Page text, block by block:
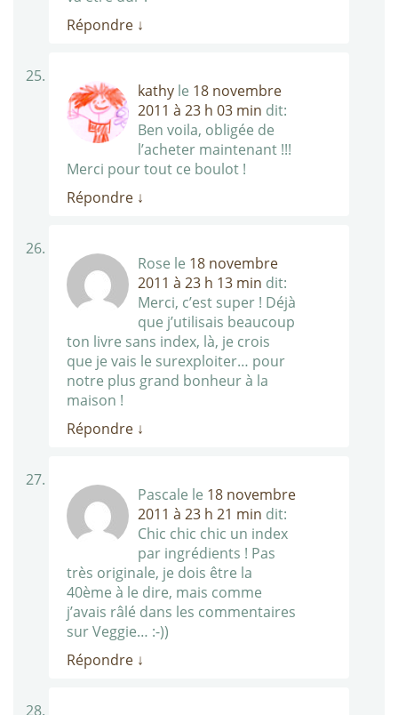
Répondre ↓
kathy le 18 novembre
2011 à 23 h 03 min dit:
Ben voila, obligée de
l’acheter maintenant !!!
Merci pour tout ce boulot !
Répondre ↓
Rose le 18 novembre
2011 à 23 h 13 min dit:
Merci, c’est super ! Déjà
que j’utilisais beaucoup
ton livre sans index, là, je crois
que je vais le surexploiter… pour
notre plus grand bonheur à la
maison !
Répondre ↓
Pascale le 18 novembre
2011 à 23 h 21 min dit:
Chic chic chic un index
par ingrédients ! Pas
très originale, je dois être la
40ème à le dire, mais comme
j’avais râlé dans les commentaires
sur Veggie… :-))
Répondre ↓